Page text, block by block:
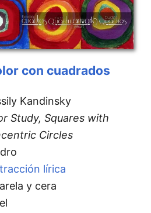
con cuadrados
Kandinsky
Study, Squares with
Circles
lírica
y cera